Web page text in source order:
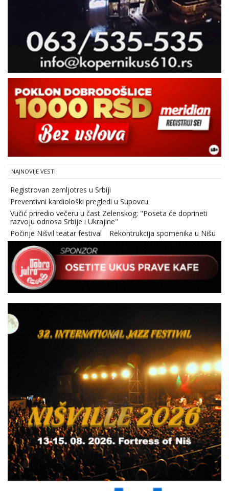
NAJNOVIJE VESTI
Registrovan zemljotres u Srbiji
Preventivni kardiološki pregledi u Supovcu
Vučić priredio večeru u čast Zelenskog: "Poseta će doprineti
razvoju odnosa Srbije i Ukrajine"
Počinje Nišvil teatar festival
Rekontrukcija spomenika u Nišu